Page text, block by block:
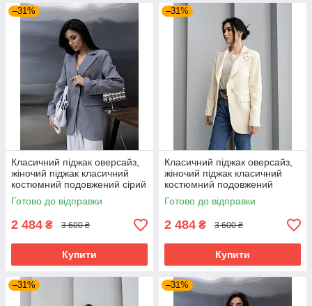
–31%
Класичний піджак оверсайз,
жіночий піджак класичний
костюмний подовжений сірий
40–50 розміри
Готово до відправки
2 484 ₴ 3 600 ₴
Купити
–31%
Класичний піджак оверсайз,
жіночий піджак класичний
костюмний подовжений
молочний 40–50 розміри
Готово до відправки
2 484 ₴ 3 600 ₴
Купити
–31% –31%